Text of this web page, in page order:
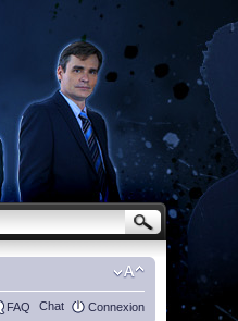
FAQ Chat Connexion